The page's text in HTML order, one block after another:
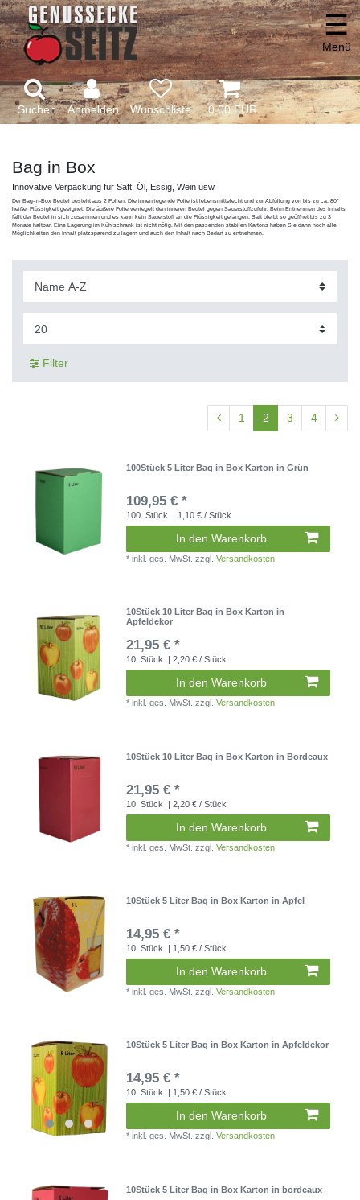
Suchen Anmelden 0,00 EUR
☰
Menü
Bag in Box
Innovative Verpackung für Saft, Öl, Essig, Wein usw.
Der Bag-in-Box Beutel besteht aus 2 Folien. Die innenliegende Folie ist lebensmittelecht und zur Abfüllung von bis zu ca. 80°
heißer Flüssigkeit geeignet. Die äußere Folie verriegelt den inneren Beutel gegen Sauerstoffzufuhr. Beim Entnehmen des Inhalts
fällt der Beutel in sich zusammen und es kann kein Sauerstoff an die Flüssigkeit gelangen. Saft bleibt so geöffnet bis zu 3
Monate haltbar. Eine Lagerung im Kühlschrank ist nicht nötig. Mit den passenden stabilen Kartons haben Sie dann noch alle
Möglichkeiten den Inhalt platzsparend zu lagern und auch den Inhalt nach Bedarf zu entnehmen.
Filter
1 2 3 4
100Stück 5 Liter Bag in Box Karton in Grün
109,95 € *
100 Stück | 1,10 € / Stück
In den Warenkorb
*inkl. ges. MwSt. zzgl.Versandkosten
10Stück 10 Liter Bag in Box Karton in
Apfeldekor
21,95 € *
10 Stück | 2,20 € / Stück
In den Warenkorb
*inkl. ges. MwSt. zzgl.Versandkosten
10Stück 10 Liter Bag in Box Karton in Bordeaux
21,95 € *
10 Stück | 2,20 € / Stück
In den Warenkorb
*inkl. ges. MwSt. zzgl.Versandkosten
10Stück 5 Liter Bag in Box Karton in Apfel
14,95 € *
10 Stück | 1,50 € / Stück
In den Warenkorb
*inkl. ges. MwSt. zzgl.Versandkosten
10Stück 5 Liter Bag in Box Karton in Apfeldekor
14,95 € *
10 Stück | 1,50 € / Stück
In den Warenkorb
*inkl. ges. MwSt. zzgl.Versandkosten
10Stück 5 Liter Bag in Box Karton in bordeaux